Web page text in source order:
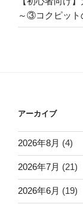
～③コクピット
アーカイブ
2026年8月 (4)
2026年7月 (21)
2026年6月 (19)